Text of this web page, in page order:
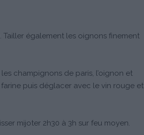
également les oignons finement
champignons de paris, l’oignon et
puis déglacer avec le vin rouge et
mijoter 2h30 à 3h sur feu moyen.